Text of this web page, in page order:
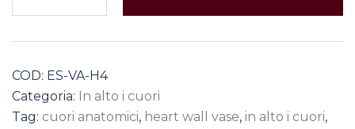
Rosa
quantità
COD: ES-VA-H4
Categoria: In alto i cuori
Tag: cuori anatomici, heart wall vase, in alto i cuori,